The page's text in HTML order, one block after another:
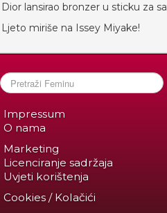
Dior lansirao bronzer u sticku za
Ljeto miriše na Issey Miyake!
Impressum
O nama
Marketing
Licenciranje sadržaja
Uvjeti korištenja
Cookies / Kolačići